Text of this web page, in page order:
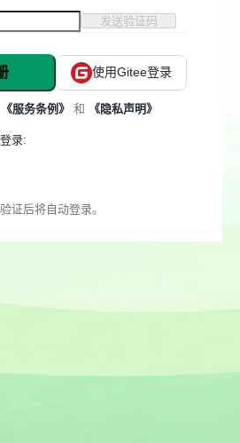
发送验证码
使用Gitee登录
《服务条例》 和 《隐私声明》
录:
证后将自动登录。